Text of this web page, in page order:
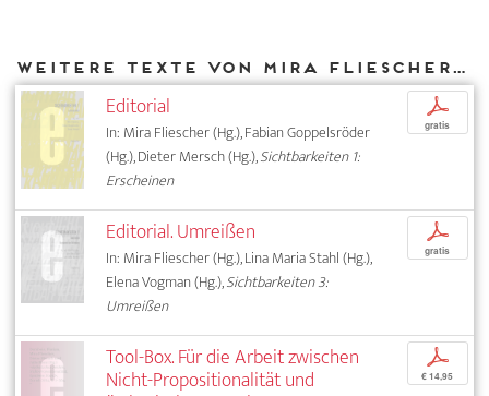
Weitere Texte von Mira Fliescher bei DIAPHANES
Editorial
In: Mira Fliescher (Hg.), Fabian Goppelsröder
(Hg.), Dieter Mersch (Hg.),Sichtbarkeiten 1:
Erscheinen
p
gratis
Editorial. Umreißen
In: Mira Fliescher (Hg.), Lina Maria Stahl (Hg.),
Elena Vogman (Hg.),Sichtbarkeiten 3:
Umreißen
p
gratis
Tool-Box. Für die Arbeit zwischen
Nicht-Propositionalität und
p
€ 14,95